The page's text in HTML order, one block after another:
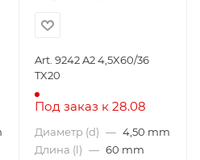
Art. 9242 A2 4,5X60/36
TX20
Под заказ к 28.08
Диаметр (d) — 4,50 mm
Длина (l) — 60 mm